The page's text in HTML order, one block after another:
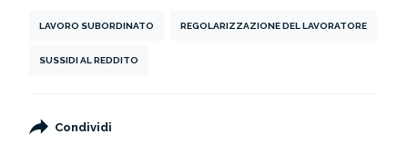
LAVORO SUBORDINATO REGOLARIZZAZIONE DEL LAVORATORE
SUSSIDI AL REDDITO
Condividi